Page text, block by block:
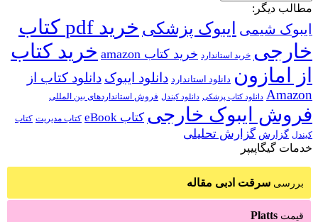
مطالب دیگر:
ایبوک شیمی ایبوک پزشکی
خرید pdf کتاب
خارجی خرید استاندارد خرید کتاب amazon
خرید کتاب
از امازون دانلود استاندارد دانلود ایبوک دانلود کتاب از
Amazon دانلود کتاب پزشکی دانلود کیندل فروش استانداردهای بین المللی
فروش ایبوک خارجی کتاب eBook کتاب مدیریت کتاب
کیندل گزارش گزارش تحلیلی
خدمات گیگاپیپر
بررسی سرقت ادبی مقاله
قیمت Platts